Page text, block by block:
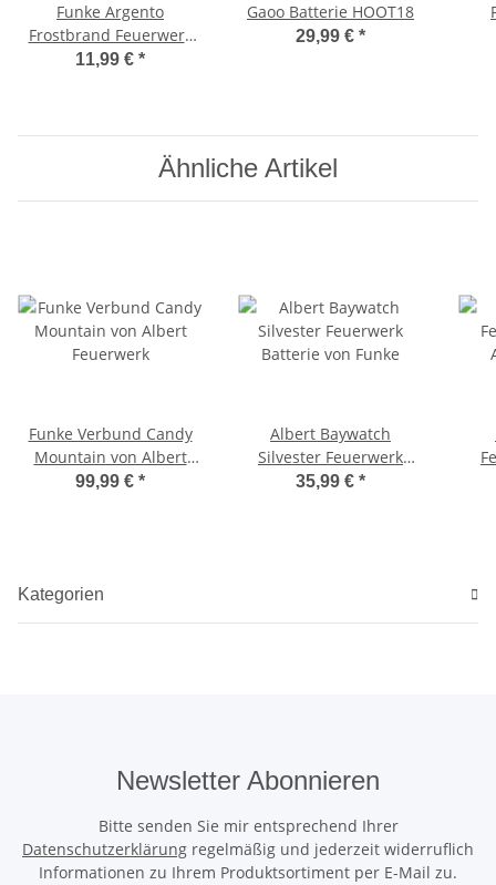
Funke Argento
Frostbrand Feuerwerk
Batterie
11,99 € *
Gaoo Batterie HOOT18
29,99 € *
Ähnliche Artikel
Funke Verbund Candy
Mountain von Albert
Feuerwerk
99,99 € *
Albert Baywatch
Silvester Feuerwerk
Batterie von Funke
35,99 € *
Kategorien
Newsletter Abonnieren
Bitte senden Sie mir entsprechend Ihrer
Datenschutzerklärung regelmäßig und jederzeit widerruflich
Informationen zu Ihrem Produktsortiment per E-Mail zu.